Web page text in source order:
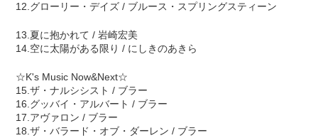
12.グローリー・デイズ / ブルース・スプリングスティーン
13.夏に抱かれて / 岩崎宏美
14.空に太陽がある限り / にしきのあきら
☆K's Music Now&Next☆
15.ザ・ナルシシスト / ブラー
16.グッバイ・アルバート / ブラー
17.アヴァロン / ブラー
18.ザ・バラード・オブ・ダーレン / ブラー